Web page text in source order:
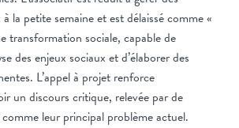
la petite semaine et est délaissé comme «
transformation sociale, capable de
des enjeux sociaux et d’élaborer des
L’appel à projet renforce
un discours critique, relevée par de
leur principal problème actuel.